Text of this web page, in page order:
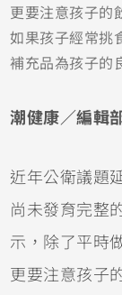
更要注意孩子的
如果孩子經常挑
補充品為孩子的
潮健康／編輯
近年公衛議題
尚未發育完整
示，除了平時
更要注意孩子